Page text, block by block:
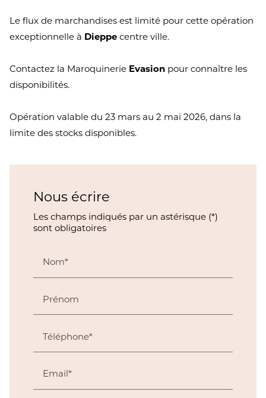
Le flux de marchandises est limité pour cette opération
exceptionnelle à Dieppecentre ville.
Contactez la Maroquinerie Evasionpour connaître les
disponibilités.
Opération valable du 23 mars au 2 mai 2026, dans la
limite des stocks disponibles.
Nous écrire
Les champs indiqués par un astérisque (*)
sont obligatoires
Nom*
Prénom
Téléphone*
Email*